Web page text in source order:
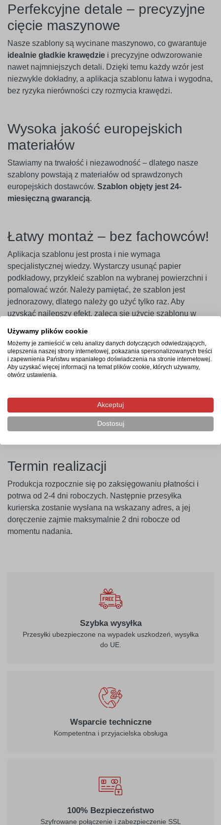
Perfekcyjne detale – precyzyjne
cięcie maszynowe
Nasze szablony są wycinane maszynowo, co gwarantuje
idealnie gładkie krawędzie i precyzyjne odwzorowanie
nawet najmniejszych detali. Dzięki temu każdy wzór jest
niezwykle dokładny, a aplikacja szablonu łatwa i wygodna,
bez ryzyka nierówności czy rozmycia krawędzi.
Wysoka jakość europejskich
materiałów
Stawiamy na trwałość i niezawodność – dlatego nasze
szablony powstają z materiałów od sprawdzonych
europejskich dostawców. Szablon objęty jest 24-
miesięczną gwarancją.
Łatwy montaż – bez fachowców!
Aplikacja szablonu jest prosta i nie wymaga
specjalistycznej wiedzy. Wystarczy usunąć papier
podkładowy, przykleić szablon na wybranej powierzchni i
pomalować wzór. Należy pamiętać, że szablon jest
jednorazowy, dlatego należy go użyć tylko raz. Aby
uzyskać najlepszy efekt, zaleca się użycie szablonu w
Ważne! Szablony najlepiej przylegają do gładkich i
niepylących powierzchni. W przypadku ścian pokrytych
farbami o wysokiej zawartości lateksu (np. ceramicznymi,
ponosi odpowiedzialności za nieprawidłowe zastosowanie
produktu. Szablon należy montować minimum 14 dni po
malowaniu ścian.
Termin realizacji
Produkcja rozpocznie się po zaksięgowaniu płatności i
potrwa od 2-4 dni roboczych. Następnie przesyłka
kurierska zostanie wysłana na wskazany adres, a jej
doręczenie zajmie maksymalnie 2 dni robocze od
momentu nadania.
Szybka wysyłka
Przesyłki ubezpieczone na wypadek uszkodzeń, wysyłka
do UE.
Wsparcie techniczne
Kompetentna i przyjacielska obsługa
100% Bezpieczeństwo
Szyfrowane połączenie i zabezpieczenie SSL
Używamy plików cookie
Możemy je zamieścić w celu analizy danych dotyczących odwiedzających,
ulepszenia naszej strony internetowej, pokazania spersonalizowanych treści
i zapewnienia Państwu wspaniałego doświadczenia na stronie internetowej.
Aby uzyskać więcej informacji na temat plików cookie, których używamy,
otwórz ustawienia.
Akceptuj
Dostosuj